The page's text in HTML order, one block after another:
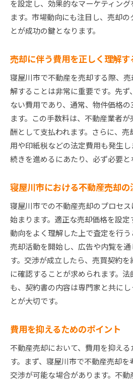
買い手にアピールするポ
契約書の重要なチェック
引渡しまでのスケジュー
アフターサポートの活用
寝屋川市での不動産売却を
は
売却成功者の共通点
プロのアドバイスを活用
最新のテクノロジーを取
柔軟な対応で交渉を有利
売却後の充実したサポー
寝屋川市不動産売却の流れを
売却申込から契約までの
市場調査から価格交渉ま
売出し準備から引渡しま
売却期間を短縮するため
不動産業者との円滑なコ
売却後のフォローアップ体
コストを削減するための
不要な出費を見直すポイ
効率的なリフォームで費
を設定し、効果的なマーケティン
ます。市場動向にも注目し、売却
とが成功の鍵となります。
売却に伴う費用を正しく理解す
寝屋川市で不動産を売却する際、
解することは非常に重要です。先
ない費用であり、通常、物件価格
ます。この手数料は、不動産業者
酬として支払われます。さらに、
用や印紙税などの法定費用も発生
続きを進めるにあたり、必ず必要と
寝屋川市における不動産売却の
寝屋川市での不動産売却のプロセ
始まります。適正な売却価格を設
動向をよく理解した上で査定を行う
売却活動を開始し、広告や内覧を
す。交渉が成立したら、売買契約
に確認することが求められます。
も、契約書の内容は専門家と共に
とが大切です。
費用を抑えるためのポイント
不動産売却において、費用を抑え
す。まず、寝屋川市で不動産売却
交渉が可能な場合があります。不